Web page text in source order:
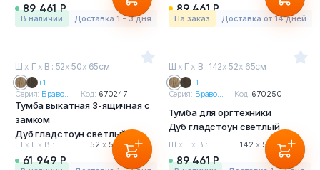
89 461 Р
в наличии Доставка 1 - 3 дня
89 461 Р
На заказ Доставка от 14 дней
Ш х Г х В : 52х 50х 65см
+1
Серия: Браво... Код: 670247
Тумба выкатная 3-ящичная с
замком
Дуб гладстоун светлый
Ш х Г х В : 52 х50 х65 см
61 949 Р
Ш х Г х В : 142х 52х 65см
+1
Серия: Браво... Код: 670250
Тумба для оргтехники
Дуб гладстоун светлый
Ш х Г х В : 142 х 52 х65 см
89 461 Р